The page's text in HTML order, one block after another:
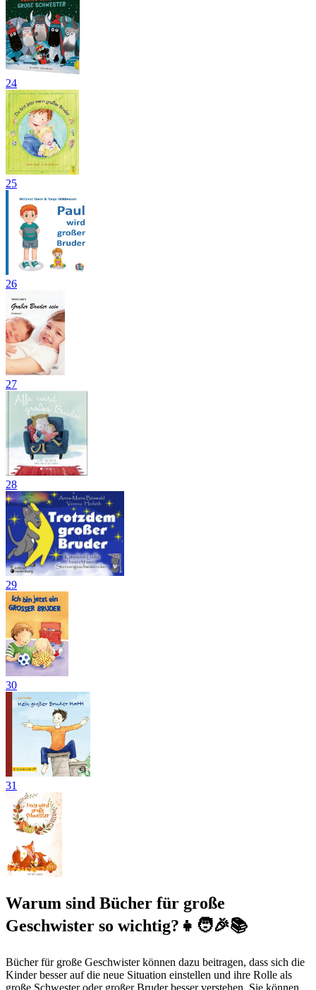
24
25
26
27
28
29
30
31
Warum sind Bücher für große
Geschwister so wichtig?👧🧑🎉📚
Bücher für große Geschwister können dazu beitragen, dass sich die
Kinder besser auf die neue Situation einstellen und ihre Rolle als
große Schwester oder großer Bruder besser verstehen. Sie können